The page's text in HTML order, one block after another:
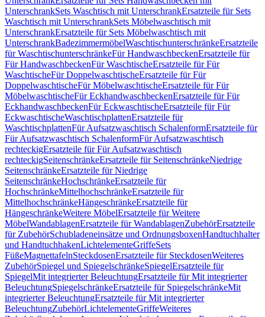
UnterschrankSets Waschtisch mit UnterschrankErsatzteile für Sets
Waschtisch mit UnterschrankSets Möbelwaschtisch mit
UnterschrankErsatzteile für Sets Möbelwaschtisch mit
UnterschrankBadezimmermöbelWaschtischunterschränkeErsatzteile
für WaschtischunterschränkeFür HandwaschbeckenErsatzteile für
Für HandwaschbeckenFür WaschtischeErsatzteile für Für
WaschtischeFür DoppelwaschtischeErsatzteile für Für
DoppelwaschtischeFür MöbelwaschtischeErsatzteile für Für
MöbelwaschtischeFür EckhandwaschbeckenErsatzteile für Für
EckhandwaschbeckenFür EckwaschtischeErsatzteile für Für
EckwaschtischeWaschtischplattenErsatzteile für
WaschtischplattenFür Aufsatzwaschtisch SchalenformErsatzteile für
Für Aufsatzwaschtisch SchalenformFür Aufsatzwaschtisch
rechteckigErsatzteile für Für Aufsatzwaschtisch
rechteckigSeitenschränkeErsatzteile für SeitenschränkeNiedrige
SeitenschränkeErsatzteile für Niedrige
SeitenschränkeHochschränkeErsatzteile für
HochschränkeMittelhochschränkeErsatzteile für
MittelhochschränkeHängeschränkeErsatzteile für
HängeschränkeWeitere MöbelErsatzteile für Weitere
MöbelWandablagenErsatzteile für WandablagenZubehörErsatzteile
für ZubehörSchubladeneinsätze und OrdnungsboxenHandtuchhalter
und HandtuchhakenLichtelementeGriffeSets
FüßeMagnettafelnSteckdosenErsatzteile für SteckdosenWeiteres
ZubehörSpiegel und SpiegelschränkeSpiegelErsatzteile für
SpiegelMit integrierter BeleuchtungErsatzteile für Mit integrierter
BeleuchtungSpiegelschränkeErsatzteile für SpiegelschränkeMit
integrierter BeleuchtungErsatzteile für Mit integrierter
BeleuchtungZubehörLichtelementeGriffeWeiteres